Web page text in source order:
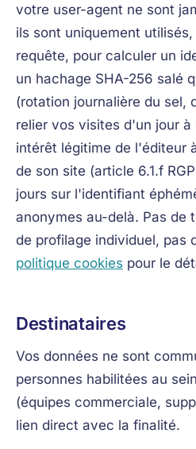
votre user-agent ne sont
ils sont uniquement
requête, pour calculer un
un hachage SHA-256 salé
(rotation journalière du sel,
relier vos visites d'un jour
intérêt légitime de l'éditeur
de son site (article 6.1.f
jours sur l'identifiant
anonymes au-delà. Pas de
de profilage individuel, pas
politique cookies pour le
Destinataires
Vos données ne sont
personnes habilitées au
(équipes commerciale,
lien direct avec la finalité.